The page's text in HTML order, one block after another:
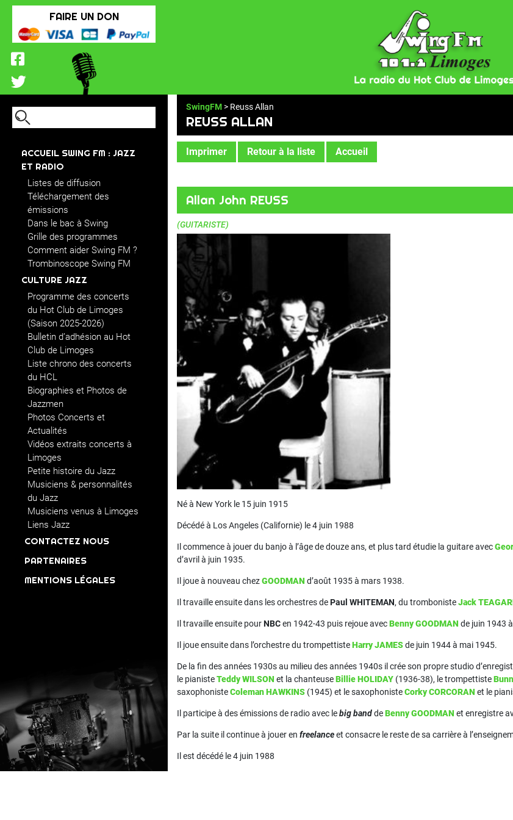
FAIRE UN DON
ACCUEIL SWING FM : JAZZ
ET RADIO
Listes de diffusion
Téléchargement des
émissions
Dans le bac à Swing
Grille des programmes
Comment aider Swing FM ?
Trombinoscope Swing FM
CULTURE JAZZ
Programme des concerts
du Hot Club de Limoges
(Saison 2025-2026)
Bulletin d’adhésion au Hot
Club de Limoges
Liste chrono des concerts
du HCL
Biographies et Photos de
Jazzmen
Photos Concerts et
Actualités
Vidéos extraits concerts à
Limoges
Petite histoire du Jazz
Musiciens & personnalités
du Jazz
Musiciens venus à Limoges
Liens Jazz
CONTACTEZ NOUS
PARTENAIRES
MENTIONS LÉGALES
SwingFM > Reuss Allan
REUSS ALLAN
Imprimer Retour à la liste Accueil
Allan John REUSS
(GUITARISTE)
Né à New York le 15 juin 1915
Décédé à Los Angeles (Californie) le 4 juin 1988
Il commence à jouer du banjo à l’âge de douze ans, et plus tard étudie la guitare avec
d’avril à juin 1935.
Il joue à nouveau chezGOODMAN d’août 1935 à mars 1938.
Il travaille ensuite dans les orchestres dePaul WHITEMAN, du trombonisteJack
Il travaille ensuite pourNBCen 1942-43 puis rejoue avecBenny GOODMAN de juin 1943
Il joue ensuite dans l’orchestre du trompettisteHarry JAMESde juin 1944 à mai 1945.
De la fin des années 1930s au milieu des années 1940s il crée son propre studio
le pianisteTeddy WILSON et la chanteuseBillie HOLIDAY (1936-38), le trompettiste
saxophonisteColeman HAWKINS (1945) et le saxophonisteCorky CORCORAN et le
Il participe à des émissions de radio avec lebig banddeBenny GOODMAN et enregistre
Par la suite il continue à jouer en freelanceet consacre le reste de sa carrière à
Il est décédé le 4 juin 1988